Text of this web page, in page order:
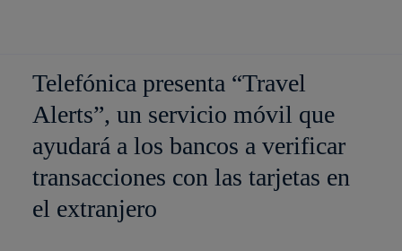
Telefónica presenta “Travel
Alerts”, un servicio móvil que
ayudará a los bancos a verificar
transacciones con las tarjetas en
el extranjero